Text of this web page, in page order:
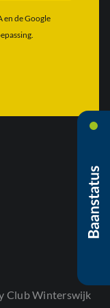
en de Google
Club Winterswijk